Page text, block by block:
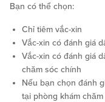
Bạn có thể chọn:
Chỉ tiêm vắc-xin
Vắc-xin có đánh giá
Vắc-xin có đánh giá
chăm sóc chính
Nếu bạn chọn đánh
tại phòng khám